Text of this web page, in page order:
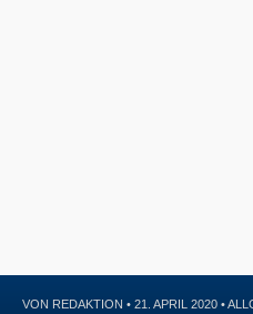
VON REDAKTION • 21. APRIL 2020 •